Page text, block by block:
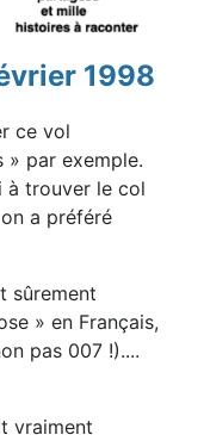
1998
ce vol
» par exemple.
à trouver le col
a préféré
sûrement
» en Français,
pas 007 !)....
vraiment